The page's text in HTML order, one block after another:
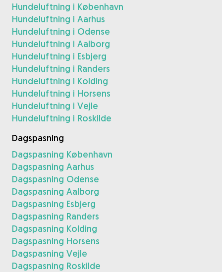
Hundeluftning i København
Hundeluftning i Aarhus
Hundeluftning i Odense
Hundeluftning i Aalborg
Hundeluftning i Esbjerg
Hundeluftning i Randers
Hundeluftning i Kolding
Hundeluftning i Horsens
Hundeluftning i Vejle
Hundeluftning i Roskilde
Dagspasning
Dagspasning København
Dagspasning Aarhus
Dagspasning Odense
Dagspasning Aalborg
Dagspasning Esbjerg
Dagspasning Randers
Dagspasning Kolding
Dagspasning Horsens
Dagspasning Vejle
Dagspasning Roskilde